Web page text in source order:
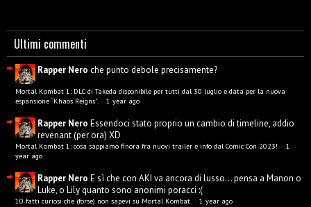
Ultimi commenti
Rapper Nero che punto debole precisamente?
Mortal Kombat 1: DLC di Takeda disponibile per tutti dal 30 luglio e data per la nuova
espansione “Khaos Reigns”. · 1 year ago
Rapper Nero Essendoci stato proprio un cambio di timeline, addio
revenant (per ora) XD
Mortal Kombat 1: cosa sappiamo finora fra nuovi trailer e info dal Comic Con 2023! · 1
year ago
Rapper Nero E sì che con AKI va ancora di lusso... pensa a Manon o
Luke, o Lily quanto sono anonimi poracci :(
10 fatti curiosi che (forse) non sapevi su Mortal Kombat. · 1 year ago